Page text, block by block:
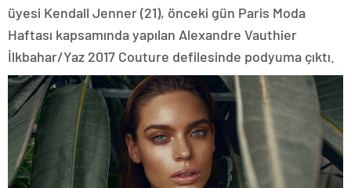
üyesi Kendall Jenner (21), önceki gün Paris Moda
Haftası kapsamında yapılan Alexandre Vauthier
İlkbahar/Yaz 2017 Couture defilesinde podyuma çıktı.